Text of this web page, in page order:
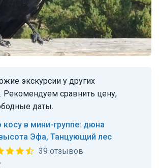
экскурсии у других
Рекомендуем сравнить цену,
даты.
в мини-группе: дюна
Эфа, Танцующий лес
39 отзывов